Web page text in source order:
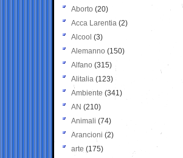
Aborto (20)
Acca Larentia (2)
Alcool (3)
Alemanno (150)
Alfano (315)
Alitalia (123)
Ambiente (341)
AN (210)
Animali (74)
Arancioni (2)
arte (175)